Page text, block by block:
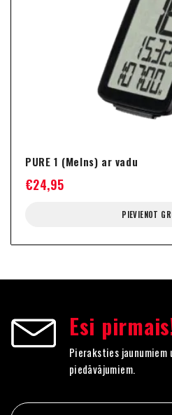
PURE 1 (Melns) ar vadu
€24,95
PIEVIENOT
Esi
Pieraksties jaunumiem
piedāvājumiem.